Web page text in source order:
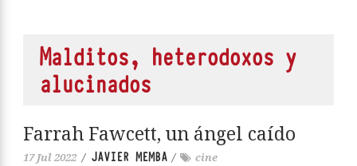
Malditos, heterodoxos y
alucinados
Farrah Fawcett, un ángel caído
17 Jul 2022 / JAVIER MEMBA / cine